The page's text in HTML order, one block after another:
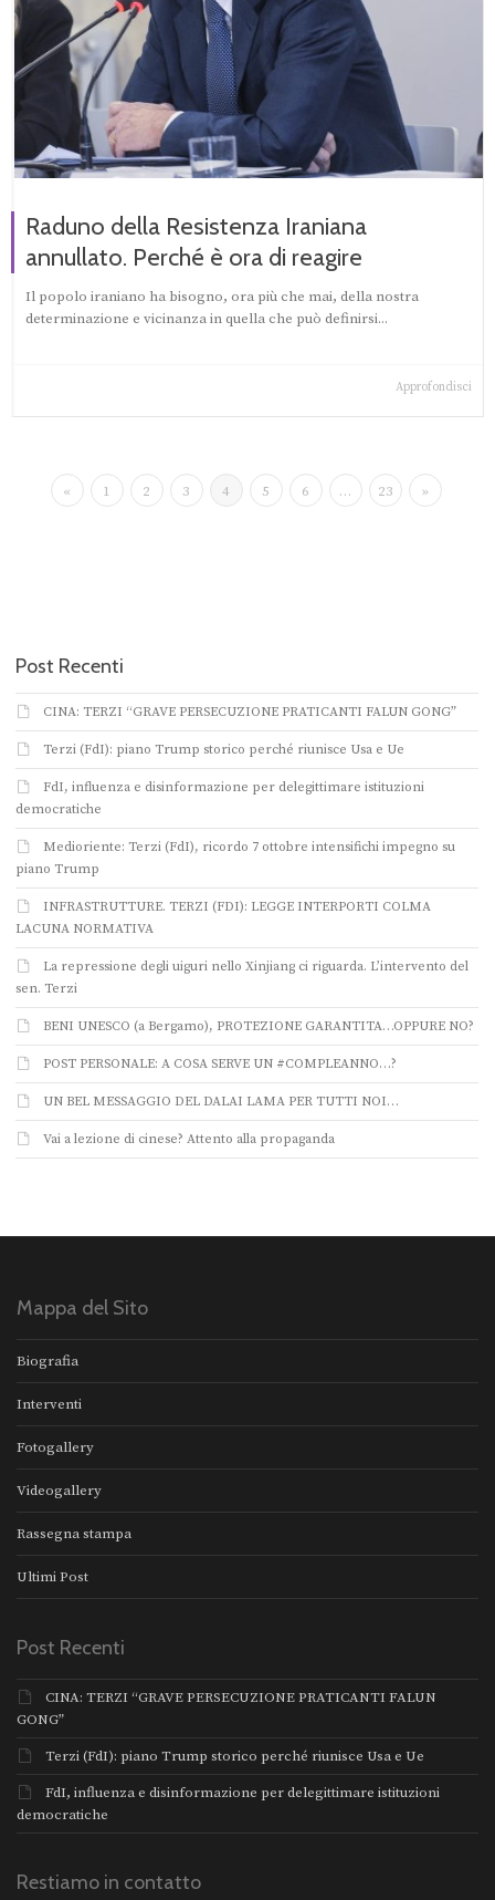
Raduno della Resistenza Iraniana
annullato. Perché è ora di reagire
Il popolo iraniano ha bisogno, ora più che mai, della nostra
determinazione e vicinanza in quella che può definirsi...
Approfondisci
« 1 2 3 4 5 6 … 23 »
Post Recenti
CINA: TERZI “GRAVE PERSECUZIONE PRATICANTI FALUN GONG”
Terzi (FdI): piano Trump storico perché riunisce Usa e Ue
FdI, influenza e disinformazione per delegittimare istituzioni
democratiche
Medioriente: Terzi (FdI), ricordo 7 ottobre intensifichi impegno su
piano Trump
INFRASTRUTTURE. TERZI (FDI): LEGGE INTERPORTI COLMA
LACUNA NORMATIVA
La repressione degli uiguri nello Xinjiang ci riguarda. L’intervento del
sen. Terzi
BENI UNESCO (a Bergamo), PROTEZIONE GARANTITA…OPPURE NO?
POST PERSONALE: A COSA SERVE UN #COMPLEANNO…?
UN BEL MESSAGGIO DEL DALAI LAMA PER TUTTI NOI…
Vai a lezione di cinese? Attento alla propaganda
Mappa del Sito
Biografia
Interventi
Fotogallery
Videogallery
Rassegna stampa
Ultimi Post
Post Recenti
CINA: TERZI “GRAVE PERSECUZIONE PRATICANTI FALUN
GONG”
Terzi (FdI): piano Trump storico perché riunisce Usa e Ue
FdI, influenza e disinformazione per delegittimare istituzioni
democratiche
Restiamo in contatto